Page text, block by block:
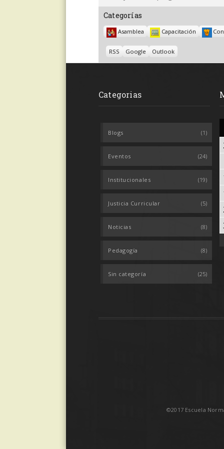
Categorías
Asamblea Capacitación
RSS
Subscribe
Google
Subscribe
Outlook
Categorias
Blogs (1)
Eventos (24)
Institucionales (19)
Justicia Curricular (5)
Noticias (8)
Pedagogía (8)
Sin categoría (25)
©2017 Escuela